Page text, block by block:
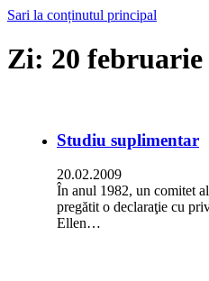
Sari la conținutul principal
Zi: 20 februarie
Studiu suplimentar
20.02.2009
În anul 1982, un comitet
pregătit o declaraţie cu
Ellen…